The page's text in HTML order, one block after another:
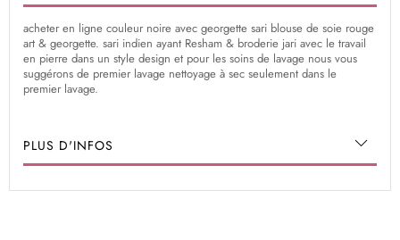
acheter en ligne couleur noire avec georgette sari blouse de soie rouge
art & georgette. sari indien ayant Resham & broderie jari avec le travail
en pierre dans un style design et pour les soins de lavage nous vous
suggérons de premier lavage nettoyage à sec seulement dans le
premier lavage.
PLUS D'INFOS